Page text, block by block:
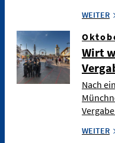
WEITER
Wirt
Nach
WEITER